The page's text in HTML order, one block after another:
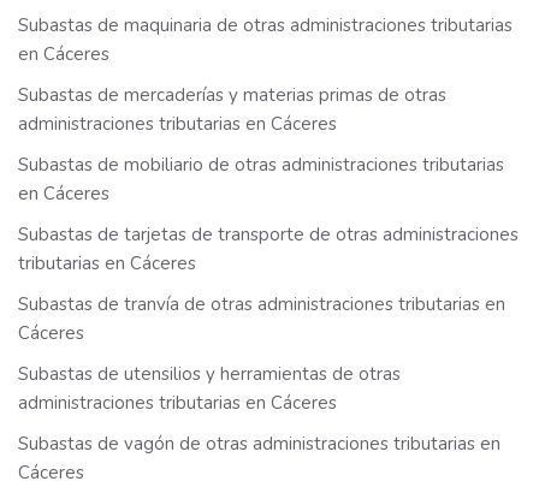
Subastas de maquinaria de otras administraciones tributarias
en Cáceres
Subastas de mercaderías y materias primas de otras
administraciones tributarias en Cáceres
Subastas de mobiliario de otras administraciones tributarias
en Cáceres
Subastas de tarjetas de transporte de otras administraciones
tributarias en Cáceres
Subastas de tranvía de otras administraciones tributarias en
Cáceres
Subastas de utensilios y herramientas de otras
administraciones tributarias en Cáceres
Subastas de vagón de otras administraciones tributarias en
Cáceres